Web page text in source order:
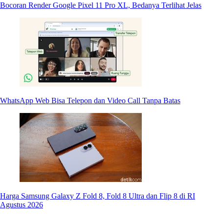
Bocoran Render Google Pixel 11 Pro XL, Bedanya Terlihat Jelas
WhatsApp Web Bisa Telepon dan Video Call Tanpa Batas
Harga Samsung Galaxy Z Fold 8, Fold 8 Ultra dan Flip 8 di RI
Agustus 2026